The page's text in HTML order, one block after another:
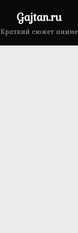
Gajtan.ru
Краткий сюжет аниме